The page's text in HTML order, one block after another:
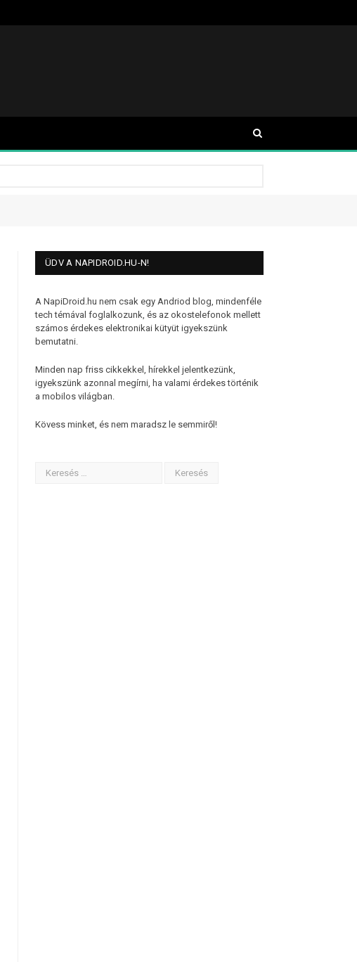
ÜDV A NAPIDROID.HU-N!
A NapiDroid.hu nem csak egy Andriod blog, mindenféle
tech témával foglalkozunk, és az okostelefonok mellett
számos érdekes elektronikai kütyüt igyekszünk
bemutatni.
Minden nap friss cikkekkel, hírekkel jelentkezünk,
igyekszünk azonnal megírni, ha valami érdekes történik
a mobilos világban.
Kövess minket, és nem maradsz le semmiről!